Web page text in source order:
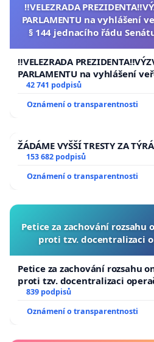
‼️VELEZRADA
PARLAMENTU na vyhlášení
§ 144 jednacího řádu
‼️VELEZRADA
PARLAMENTU na vyhlášení
144 jednacího řádu Senátu k
usnesení k podání ústavní
republiky
42 741 podpisů
Oznámení o transparentnosti
ŽÁDÁME VYŠŠÍ TRESTY ZA
153 682 podpisů
Oznámení o transparentnosti
Petice za zachování rozsahu
proti tzv. docentralizaci
Petice za zachování rozsahu
proti tzv. docentralizaci
839 podpisů
Oznámení o transparentnosti